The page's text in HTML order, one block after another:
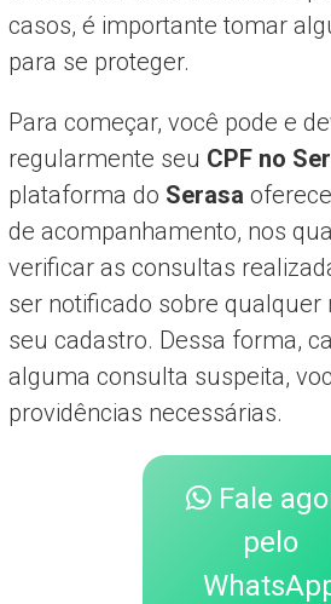
casos, é importante tomar
para se proteger.
Para começar, você pode e
regularmente seu CPF no
plataforma do Serasa
de acompanhamento, nos
verificar as consultas
ser notificado sobre
seu cadastro. Dessa forma,
alguma consulta suspeita,
providências necessárias.
Fale
pelo